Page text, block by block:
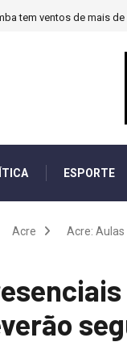
tem ventos de mais
ESPORTE
Acre Acre: